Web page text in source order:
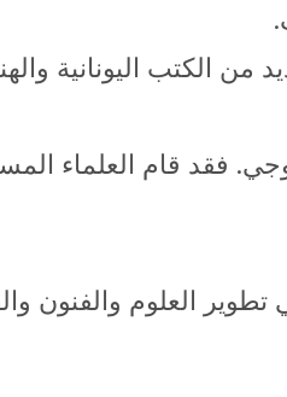
الكتب اليونانية
فقد قام العلماء
تطوير العلوم والفنون